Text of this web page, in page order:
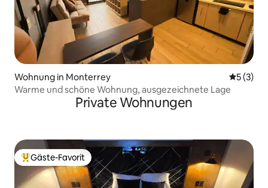
Wohnung in Monterrey
5 (3)
Warme und schöne Wohnung, ausgezeichnete Lage
Private Wohnungen
Beliebter Gäste-Favorit.
Gäste-Favorit